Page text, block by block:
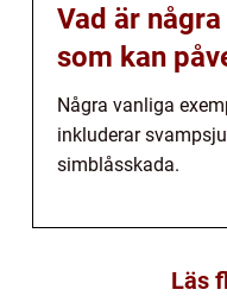
Vad är
som kan
Några vanliga
inkluderar
simblåsskada.
Läs